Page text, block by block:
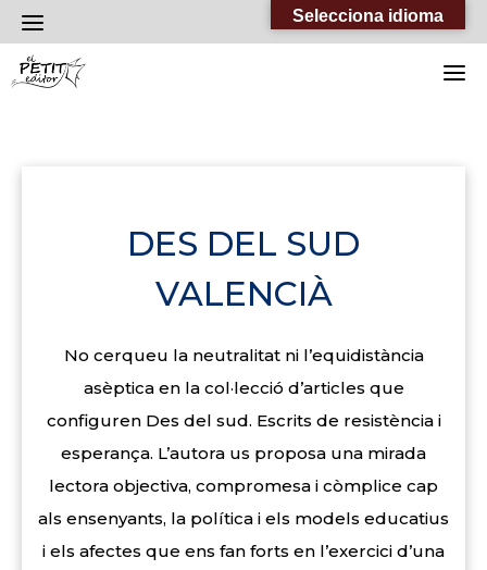
Skip
content
DES DEL SUD
VALENCIÀ
No cerqueu la neutralitat ni l’equidistància
asèptica en la col·lecció d’articles que
configuren Des del sud. Escrits de resistència i
esperança. L’autora us proposa una mirada
lectora objectiva, compromesa i còmplice cap
als ensenyants, la política i els models educatius
i els afectes que ens fan forts en l’exercici d’una
Selecciona idioma